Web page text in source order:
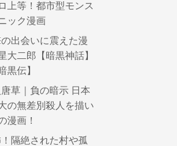
上等！都市型モンス
ック漫画
出会いに震えた漫
大二郎【暗黒神話】
黒伝】
草｜負の暗示 日本
の無差別殺人を描い
漫画！
隔絶された村や孤